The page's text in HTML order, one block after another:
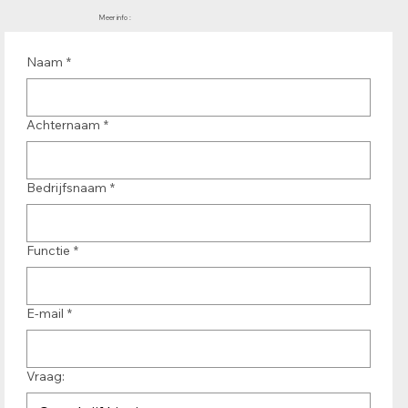
Meer info :
Naam *
Achternaam *
Bedrijfsnaam *
Functie *
E-mail *
Vraag: